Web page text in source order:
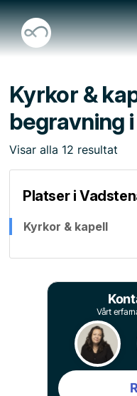
Kyrkor &
begravning
Visar alla 12 resultat
Platser i
Kyrkor & kapell
Vårt